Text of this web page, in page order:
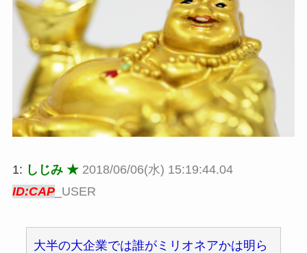
1: しじみ ★ 2018/06/06(水) 15:19:44.04
ID:CAP_USER
大半の大企業では誰がミリオネアかは明ら